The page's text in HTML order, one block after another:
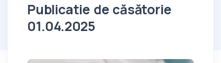
Publicatie de căsătorie
01.04.2025